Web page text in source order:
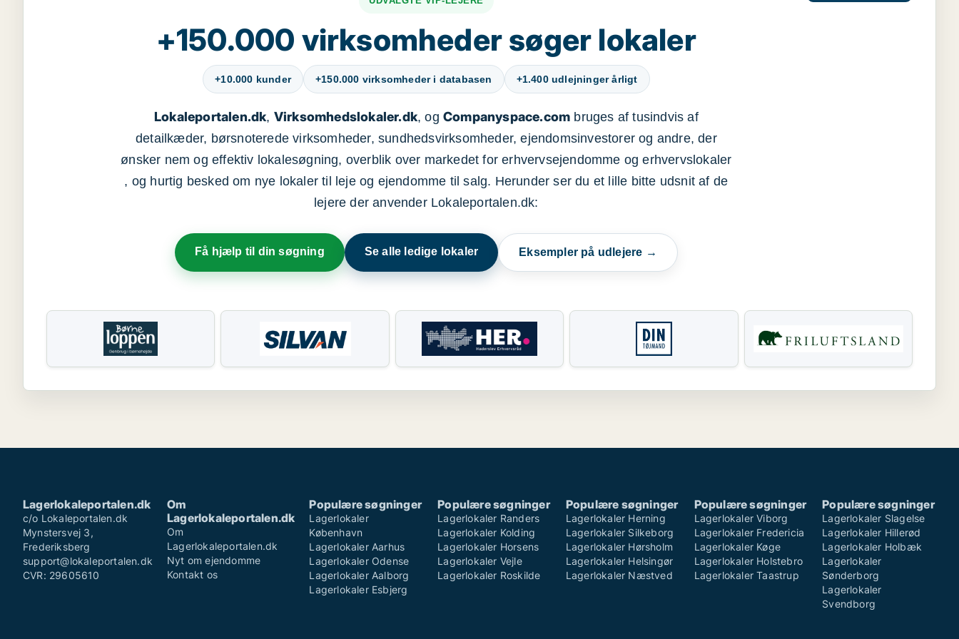
+150.000 virksomheder søger lokaler
+10.000 kunder +150.000 virksomheder i databasen +1.400 udlejninger årligt
Lokaleportalen.dk, Virksomhedslokaler.dk, og Companyspace.com bruges af tusindvis af
detailkæder, børsnoterede virksomheder, sundhedsvirksomheder, ejendomsinvestorer og andre, der
ønsker nem og effektiv lokalesøgning, overblik over markedet for erhvervsejendomme og erhvervslokaler
, og hurtig besked om nye lokaler til leje og ejendomme til salg. Herunder ser du et lille bitte udsnit af de
lejere der anvender Lokaleportalen.dk:
Få hjælp til din søgning Se alle ledige lokaler Eksempler på udlejere →
Lagerlokaleportalen.dk
c/o Lokaleportalen.dk
Mynstersvej 3,
Frederiksberg
support@lokaleportalen.dk
CVR: 29605610
Om
Lagerlokaleportalen.dk
Om
Lagerlokaleportalen.dk
Nyt om ejendomme
Kontakt os
Populære søgninger
Lagerlokaler
København
Lagerlokaler Aarhus
Lagerlokaler Odense
Lagerlokaler Aalborg
Lagerlokaler Esbjerg
Populære søgninger
Lagerlokaler Randers
Lagerlokaler Kolding
Lagerlokaler Horsens
Lagerlokaler Vejle
Lagerlokaler Roskilde
Populære søgninger
Lagerlokaler Herning
Lagerlokaler Silkeborg
Lagerlokaler Hørsholm
Lagerlokaler Helsingør
Lagerlokaler Næstved
Populære søgninger
Lagerlokaler Viborg
Lagerlokaler Fredericia
Lagerlokaler Køge
Lagerlokaler Holstebro
Lagerlokaler Taastrup
Populære søgninger
Lagerlokaler Slagelse
Lagerlokaler Hillerød
Lagerlokaler Holbæk
Lagerlokaler
Sønderborg
Lagerlokaler
Svendborg